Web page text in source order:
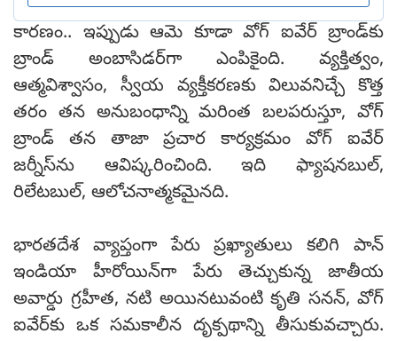
కారణం.. ఇప్పుడు ఆమె కూడా వోగ్ ఐవేర్ బ్రాండ్‌కు
బ్రాండ్ అంబాసిడర్‌గా ఎంపికైంది. వ్యక్తిత్వం,
ఆత్మవిశ్వాసం, స్వీయ వ్యక్తీకరణకు విలువనిచ్చే కొత్త
తరం తన అనుబంధాన్ని మరింత బలపరుస్తూ, వోగ్
బ్రాండ్ తన తాజా ప్రచార కార్యక్రమం వోగ్ ఐవేర్
జర్నీస్‌ను ఆవిష్కరించింది. ఇది ఫ్యాషనబుల్,
రిలేటబుల్, ఆలోచనాత్మకమైనది.
భారతదేశ వ్యాప్తంగా పేరు ప్రఖ్యాతులు కలిగి పాన్
ఇండియా హీరోయిన్‌గా పేరు తెచ్చుకున్న జాతీయ
అవార్డు గ్రహీత, నటి అయినటువంటి కృతి సనన్, వోగ్
ఐవేర్‌కు ఒక సమకాలీన దృక్పథాన్ని తీసుకువచ్చారు.